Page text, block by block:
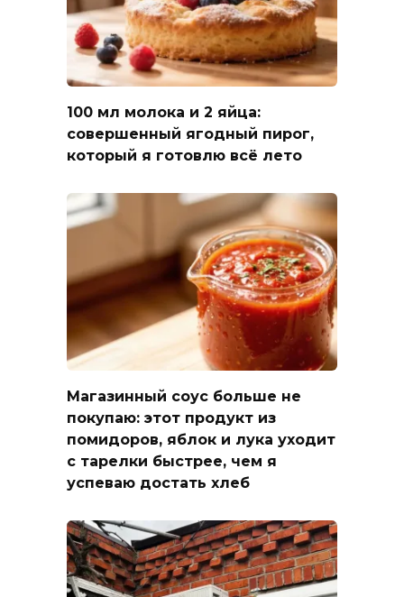
100 мл молока и 2 яйца:
совершенный ягодный пирог,
который я готовлю всё лето
Магазинный соус больше не
покупаю: этот продукт из
помидоров, яблок и лука уходит
с тарелки быстрее, чем я
успеваю достать хлеб